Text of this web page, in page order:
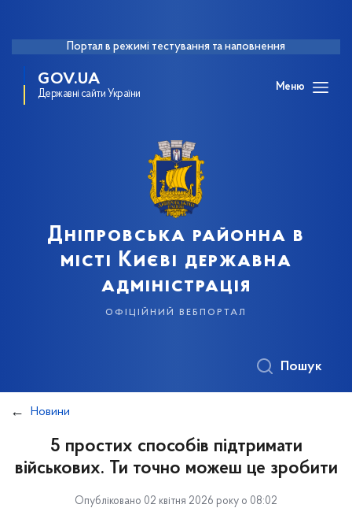
Портал в режимі тестування та наповнення
GOV.UA
Державні сайти України
Меню
Дніпровська районна в
місті Києві державна
адміністрація
офіційний вебпортал
Пошук
Новини
5 простих способів підтримати
військових. Ти точно можеш це зробити
Опубліковано 02 квітня 2026 року о 08:02